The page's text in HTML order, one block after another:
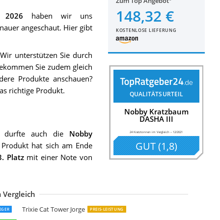
148,32 €
KOSTENLOSE LIEFERUNG
QUALITÄTSURTEIL
Nobby Kratzbaum
DASHA III
24 Kratztonnen im Vergleich –12/2021
GUT(1,8)
2026 haben wir uns
angeschaut. Hier gibt
unterstützen Sie durch
Sie zudem gleich
Produkte anschauen?
richtige Produkt.
durfte auch die Nobby
hat sich am Ende
Platzmit einer Note von
Trixie Cat Tower Jorge PREIS-LEISTUNG
Kratztonne KT00912
Kratztonne Amigo
for Pets Trend Kratztonne Extreme
Kratzbaum "DASHA II" schwarz
KT00920 Kratztonne
Kratztonne Coony Lounge
Kratztonne Home
Kratzbaum DASHA IV
Kratztonne Condo
Casimir Kratztonne XL
Kratztonne
Techno Kratztonne
Line Kratztonne Kitty
Kratztonne Galina
Kratztonne
52094 Cubo Tower
Katzenturm Buddy
Katzenturm Buddy mit 3 Höhlen schwarz 99cm
Katzen Kratztonne